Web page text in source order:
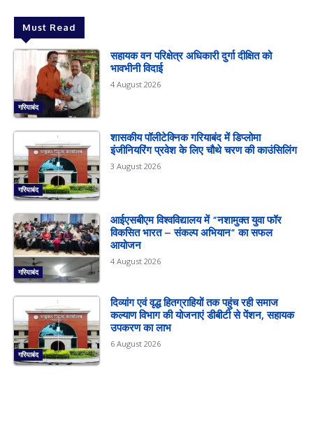
Must Read
गरियाबंद
सहायक वन परिक्षेत्र अधिकारी दुर्गा दीक्षित को
भावभीनी विदाई
4 August 2026
गरियाबंद
शासकीय पॉलीटेक्निक गरियाबंद में डिप्लोमा
इंजीनियरिंग प्रवेश के लिए चौथे चरण की काउंसिलिंग
3 August 2026
गरियाबंद
आईएसबीएम विश्वविद्यालय में “नशामुक्त युवा फॉर
विकसित भारत – संकल्प अभियान” का सफल
आयोजन
4 August 2026
गरियाबंद
दिव्यांग एवं वृद्ध हितग्राहियों तक पहुंच रही समाज
कल्याण विभाग की योजनाएं डीबीटी से पेंशन, सहायक
उपकरण का लाभ
6 August 2026